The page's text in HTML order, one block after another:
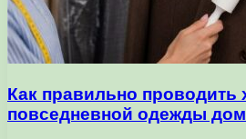
Как правильно проводить
повседневной одежды